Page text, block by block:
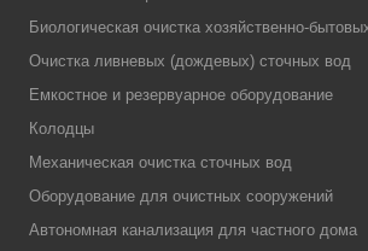
Биологическая очистка хозяйственно-
Очистка ливневых (дождевых) сточных вод
Емкостное и резервуарное оборудование
Колодцы
Механическая очистка сточных вод
Оборудование для очистных сооружений
Автономная канализация для частного дома